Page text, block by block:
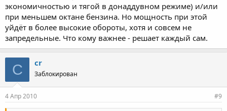
экономичностью и тягой в донаддувном режиме) и/или
при меньшем октане бензина. Но мощность при этой
уйдёт в более высокие обороты, хотя и совсем не
запредельные. Что кому важнее - решает каждый сам.
C cr
Заблокирован
4 Апр 2010 #9